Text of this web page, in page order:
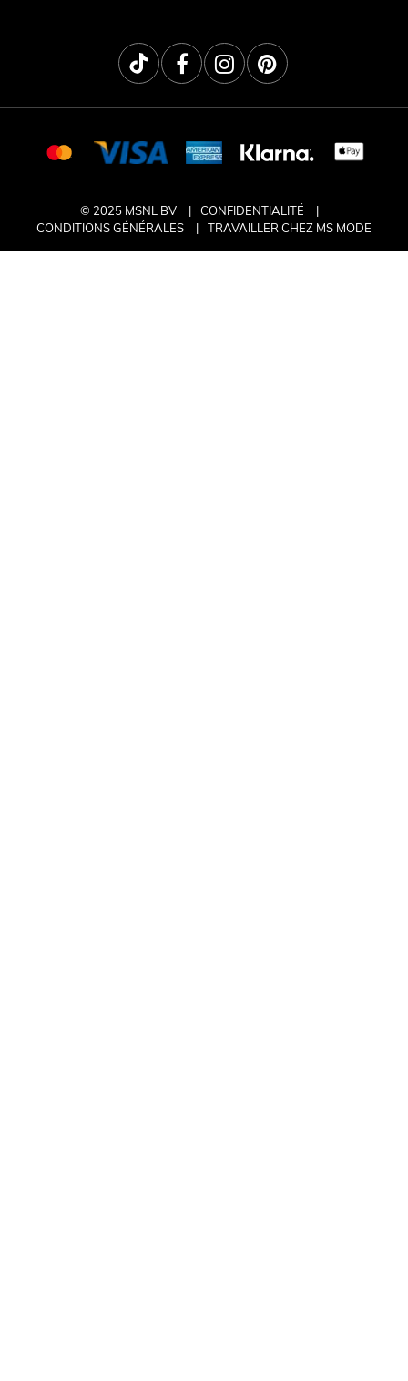
© 2025 MSNL BV
CONFIDENTIALITÉ
CONDITIONS GÉNÉRALES
TRAVAILLER CHEZ MS MODE